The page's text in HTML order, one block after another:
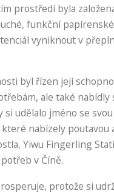
prostředí byla
funkční
vyniknout v
byl řízen její
ale také
udělalo jméno se
nabízely
Yiwu Fingerling
v Číně.
protože si